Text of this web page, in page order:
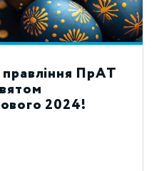
правління ПрАТ
2024!